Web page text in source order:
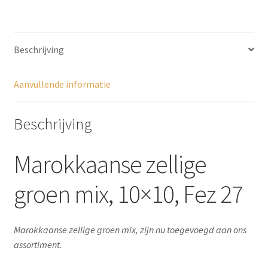
Beschrijving
Aanvullende informatie
Beschrijving
Marokkaanse zellige
groen mix, 10×10, Fez 27
Marokkaanse zellige groen mix, zijn nu toegevoegd aan ons
assortiment.